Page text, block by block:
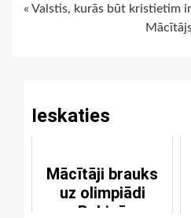
Continue
« Valstis, kurās būt kristietim
Ieskaties
Mācītāji brauks
uz olimpiādi
Pekinā